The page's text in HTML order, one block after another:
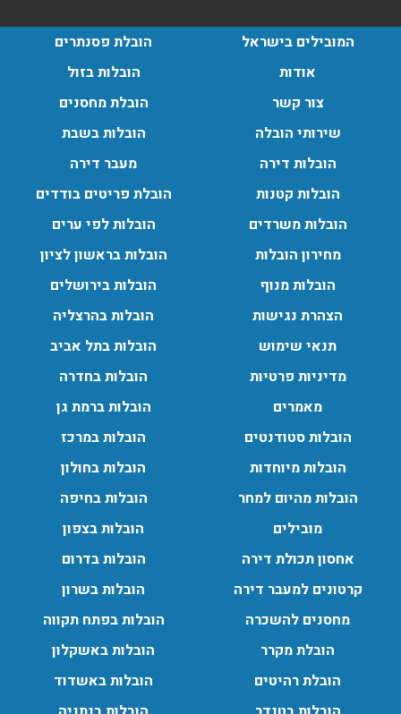
הובלות מנוף בגבעת שמואל:
שירותי הובלה עם מנוף בגבעת שמואל לכל סוגי ההובלות
החל מהובלת תכולת דירה שלמה עם מנוף ועד פריט בודד.
הובלות מנוף בפרדס חנה:
העברת פריטים כבדים עם מנוף בפרדס חנה ואפשרות הובלת
תכולת דירה שלמה עם מנוף.
עודכן לאחרונה: 24/02/2026, 10:42
המובילים בישראל
אודות
צור קשר
שירותי הובלה
הובלות דירה
הובלות קטנות
הובלות משרדים
מחירון הובלות
הובלות מנוף
הצהרת נגישות
תנאי שימוש
מדיניות פרטיות
מאמרים
הובלות סטודנטים
הובלות מיוחדות
הובלות מהיום למחר
מובילים
אחסון תכולת דירה
קרטונים למעבר דירה
מחסנים להשכרה
הובלת מקרר
הובלת רהיטים
הובלת פסנתרים
הובלות בזול
הובלת מחסנים
הובלות בשבת
מעבר דירה
הובלת פריטים בודדים
הובלות לפי ערים
הובלות בראשון לציון
הובלות בירושלים
הובלות בהרצליה
הובלות בתל אביב
הובלות בחדרה
הובלות ברמת גן
הובלות במרכז
הובלות בחולון
הובלות בחיפה
הובלות בצפון
הובלות בדרום
הובלות בשרון
הובלות בפתח תקווה
הובלות באשקלון
הובלות באשדוד